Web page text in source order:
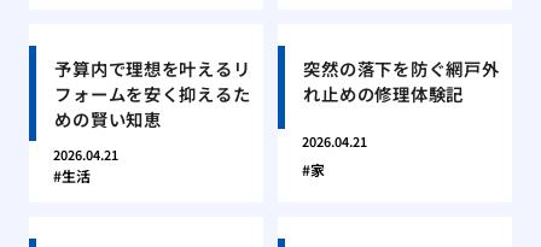
予算内で理想を叶えるリ
フォームを安く抑えるた
めの賢い知恵
2026.04.21
生活
突然の落下を防ぐ網戸外
れ止めの修理体験記
2026.04.21
家